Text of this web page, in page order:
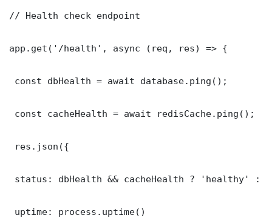
// Health check endpoint
app.get('/health', async (req, res) => {
const dbHealth = await database.ping();
const cacheHealth = await redisCache.ping();
res.json({
status: dbHealth && cacheHealth ? 'healthy' :
uptime: process.uptime()